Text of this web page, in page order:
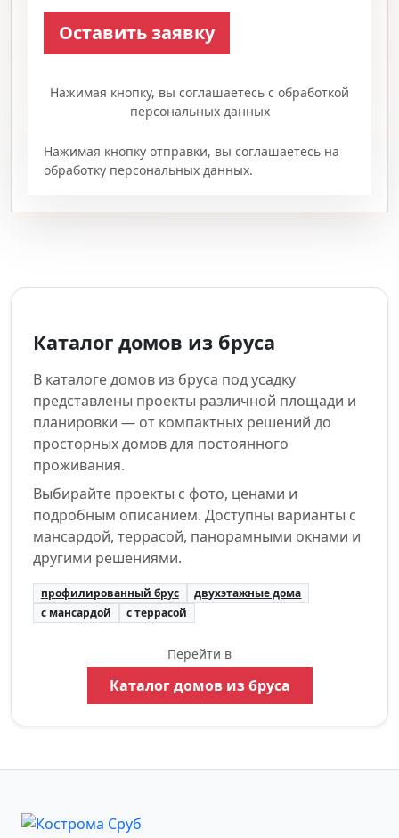
Нажимая кнопку, вы соглашаетесь с обработкой
персональных данных
Нажимая кнопку отправки, вы соглашаетесь на
обработку персональных данных.
Каталог домов из бруса
В каталоге домов из бруса под усадку
представлены проекты различной площади и
планировки — от компактных решений до
просторных домов для постоянного
проживания.
Выбирайте проекты с фото, ценами и
подробным описанием. Доступны варианты с
мансардой, террасой, панорамными окнами и
другими решениями.
профилированный брус
двухэтажные дома
с мансардой
с террасой
Перейти в
Каталог домов из бруса